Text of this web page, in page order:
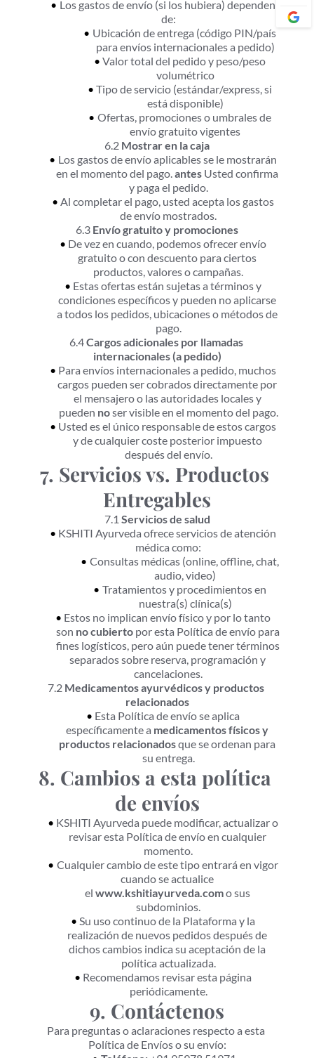
Los gastos de envío (si los hubiera) dependen
de:
Ubicación de entrega (código PIN/país
para envíos internacionales a pedido)
Valor total del pedido y peso/peso
volumétrico
Tipo de servicio (estándar/express, si
está disponible)
Ofertas, promociones o umbrales de
envío gratuito vigentes
6.2 Mostrar en la caja
Los gastos de envío aplicables se le mostrarán
en el momento del pago. antes Usted confirma
y paga el pedido.
Al completar el pago, usted acepta los gastos
de envío mostrados.
6.3 Envío gratuito y promociones
De vez en cuando, podemos ofrecer envío
gratuito o con descuento para ciertos
productos, valores o campañas.
Estas ofertas están sujetas a términos y
condiciones específicos y pueden no aplicarse
a todos los pedidos, ubicaciones o métodos de
pago.
6.4 Cargos adicionales por llamadas
internacionales (a pedido)
Para envíos internacionales a pedido, muchos
cargos pueden ser cobrados directamente por
el mensajero o las autoridades locales y
pueden no ser visible en el momento del pago.
Usted es el único responsable de estos cargos
y de cualquier coste posterior impuesto
después del envío.
7. Servicios vs. Productos
Entregables
7.1 Servicios de salud
KSHITI Ayurveda ofrece servicios de atención
médica como:
Consultas médicas (online, offline, chat,
audio, video)
Tratamientos y procedimientos en
nuestra(s) clínica(s)
Estos no implican envío físico y por lo tanto
son no cubierto por esta Política de envío para
fines logísticos, pero aún puede tener términos
separados sobre reserva, programación y
cancelaciones.
7.2 Medicamentos ayurvédicos y productos
relacionados
Esta Política de envío se aplica
específicamente a medicamentos físicos y
productos relacionados que se ordenan para
su entrega.
8. Cambios a esta política
de envíos
KSHITI Ayurveda puede modificar, actualizar o
revisar esta Política de envío en cualquier
momento.
Cualquier cambio de este tipo entrará en vigor
cuando se actualice
el www.kshitiayurveda.com o sus
subdominios.
Su uso continuo de la Plataforma y la
realización de nuevos pedidos después de
dichos cambios indica su aceptación de la
política actualizada.
Recomendamos revisar esta página
periódicamente.
9. Contáctenos
Para preguntas o aclaraciones respecto a esta
Política de Envíos o su envío: